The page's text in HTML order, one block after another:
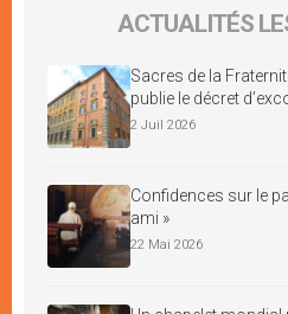
ACTUALITÉS
Sacres de la
publie le décret
2 Juil 2026
Confidences sur le
ami »
22 Mai 2026